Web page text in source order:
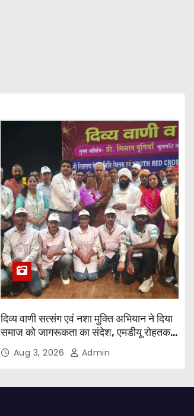
दिव्य वाणी सत्संग एवं नशा मुक्ति अभियान ने दिया
समाज को जागरूकता का संदेश, एमडीयू रोहतक में
हजारों लोगों ने लिया संकल्प
Aug 3, 2026 Admin